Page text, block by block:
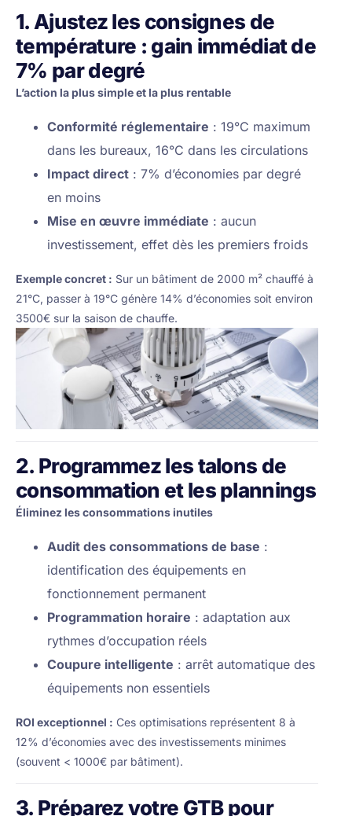
1. Ajustez les consignes de
température : gain immédiat de
7% par degré
L’action la plus simple et la plus rentable
Conformité réglementaire : 19°C maximum
dans les bureaux, 16°C dans les circulations
Impact direct : 7% d’économies par degré
en moins
Mise en œuvre immédiate : aucun
investissement, effet dès les premiers froids
Exemple concret : Sur un bâtiment de 2000 m² chauffé à
21°C, passer à 19°C génère 14% d’économies soit environ
3500€ sur la saison de chauffe.
2. Programmez les talons de
consommation et les plannings
Éliminez les consommations inutiles
Audit des consommations de base :
identification des équipements en
fonctionnement permanent
Programmation horaire : adaptation aux
rythmes d’occupation réels
Coupure intelligente : arrêt automatique des
équipements non essentiels
ROI exceptionnel : Ces optimisations représentent 8 à
12% d’économies avec des investissements minimes
(souvent < 1000€ par bâtiment).
3. Préparez votre GTB pour